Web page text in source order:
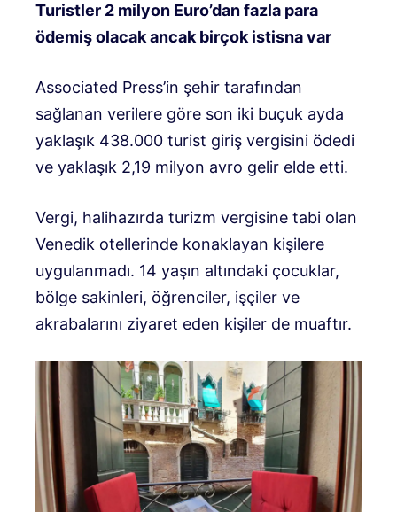
Turistler 2 milyon Euro’dan fazla para
ödemiş olacak ancak birçok istisna var
Associated Press’in şehir tarafından
sağlanan verilere göre son iki buçuk ayda
yaklaşık 438.000 turist giriş vergisini ödedi
ve yaklaşık 2,19 milyon avro gelir elde etti.
Vergi, halihazırda turizm vergisine tabi olan
Venedik otellerinde konaklayan kişilere
uygulanmadı. 14 yaşın altındaki çocuklar,
bölge sakinleri, öğrenciler, işçiler ve
akrabalarını ziyaret eden kişiler de muaftır.